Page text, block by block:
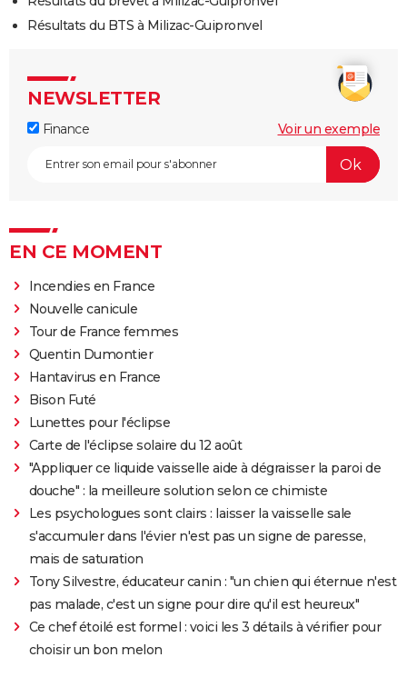
Résultats du BTS à Milizac-Guipronvel
NEWSLETTER
Finance Voir un exemple
EN CE MOMENT
Incendies en France
Nouvelle canicule
Tour de France femmes
Quentin Dumontier
Hantavirus en France
Bison Futé
Lunettes pour l'éclipse
Carte de l'éclipse solaire du 12 août
"Appliquer ce liquide vaisselle aide à dégraisser la paroi de
douche" : la meilleure solution selon ce chimiste
Les psychologues sont clairs : laisser la vaisselle sale
s'accumuler dans l'évier n'est pas un signe de paresse,
mais de saturation
Tony Silvestre, éducateur canin : "un chien qui éternue n'est
pas malade, c'est un signe pour dire qu'il est heureux"
Ce chef étoilé est formel : voici les 3 détails à vérifier pour
choisir un bon melon